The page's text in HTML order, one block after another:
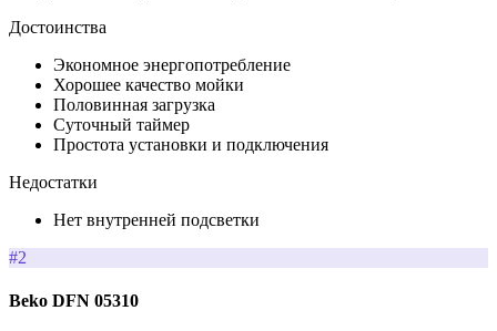
Достоинства
Экономное энергопотребление
Хорошее качество мойки
Половинная загрузка
Суточный таймер
Простота установки и подключения
Недостатки
Нет внутренней подсветки
#2
Beko DFN 05310